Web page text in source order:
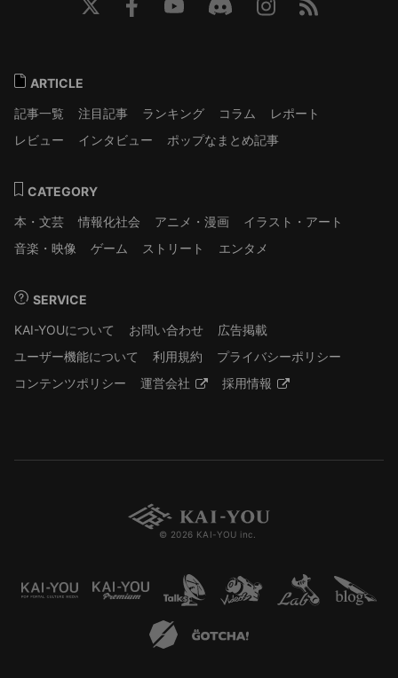
ARTICLE
記事一覧
注目記事 ランキング コラム
レポート
レビュー
インタビュー ポップなまとめ記事
CATEGORY
本・文芸
情報化社会 アニメ・漫画
イラスト・アート
音楽・映像
ゲーム ストリート エンタメ
SERVICE
KAI-YOUについて
お問い合わせ
広告掲載
ユーザー機能について
利用規約
プライバシーポリシー
コンテンツポリシー
運営会社 採用情報
© 2026 KAI-YOU inc.